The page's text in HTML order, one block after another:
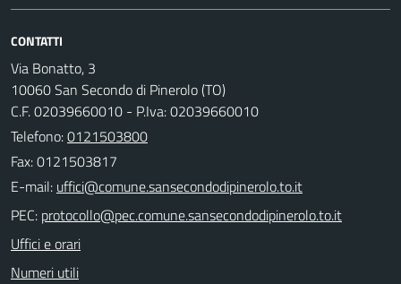
CONTATTI
Via Bonatto, 3
10060 San Secondo di Pinerolo (TO)
C.F. 02039660010 - P.Iva: 02039660010
Telefono:0121503800
Fax: 0121503817
E-mail:
PEC:
Uffici e orari
Numeri utili